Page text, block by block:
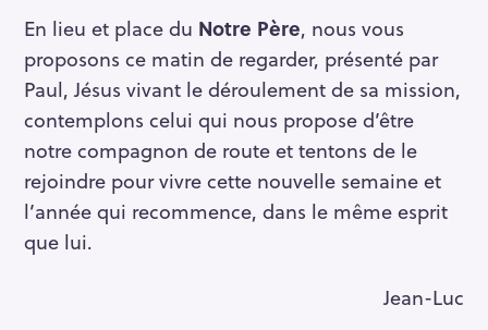
En lieu et place du Notre Père, nous vous
proposons ce matin de regarder, présenté par
Paul, Jésus vivant le déroulement de sa mission,
contemplons celui qui nous propose d’être
notre compagnon de route et tentons de le
rejoindre pour vivre cette nouvelle semaine et
l’année qui recommence, dans le même esprit
que lui.
Jean-Luc